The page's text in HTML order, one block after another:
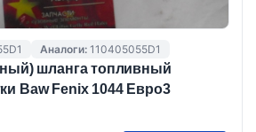
Аналоги: 110405055D1
шланга топливный
Baw Fenix 1044 Евро3